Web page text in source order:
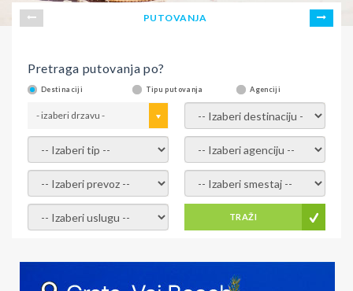
PUTOVANJA
Pretraga putovanja po?
Destinaciji Tipu putovanja Agenciji
- izaberi drzavu - - izaberi destinaciju -
- izaberi tip - - izaberi agenciju -
- izaberi prevoz - - Izaberite smestaj -
- Izaberite uslugu - TRAŽI